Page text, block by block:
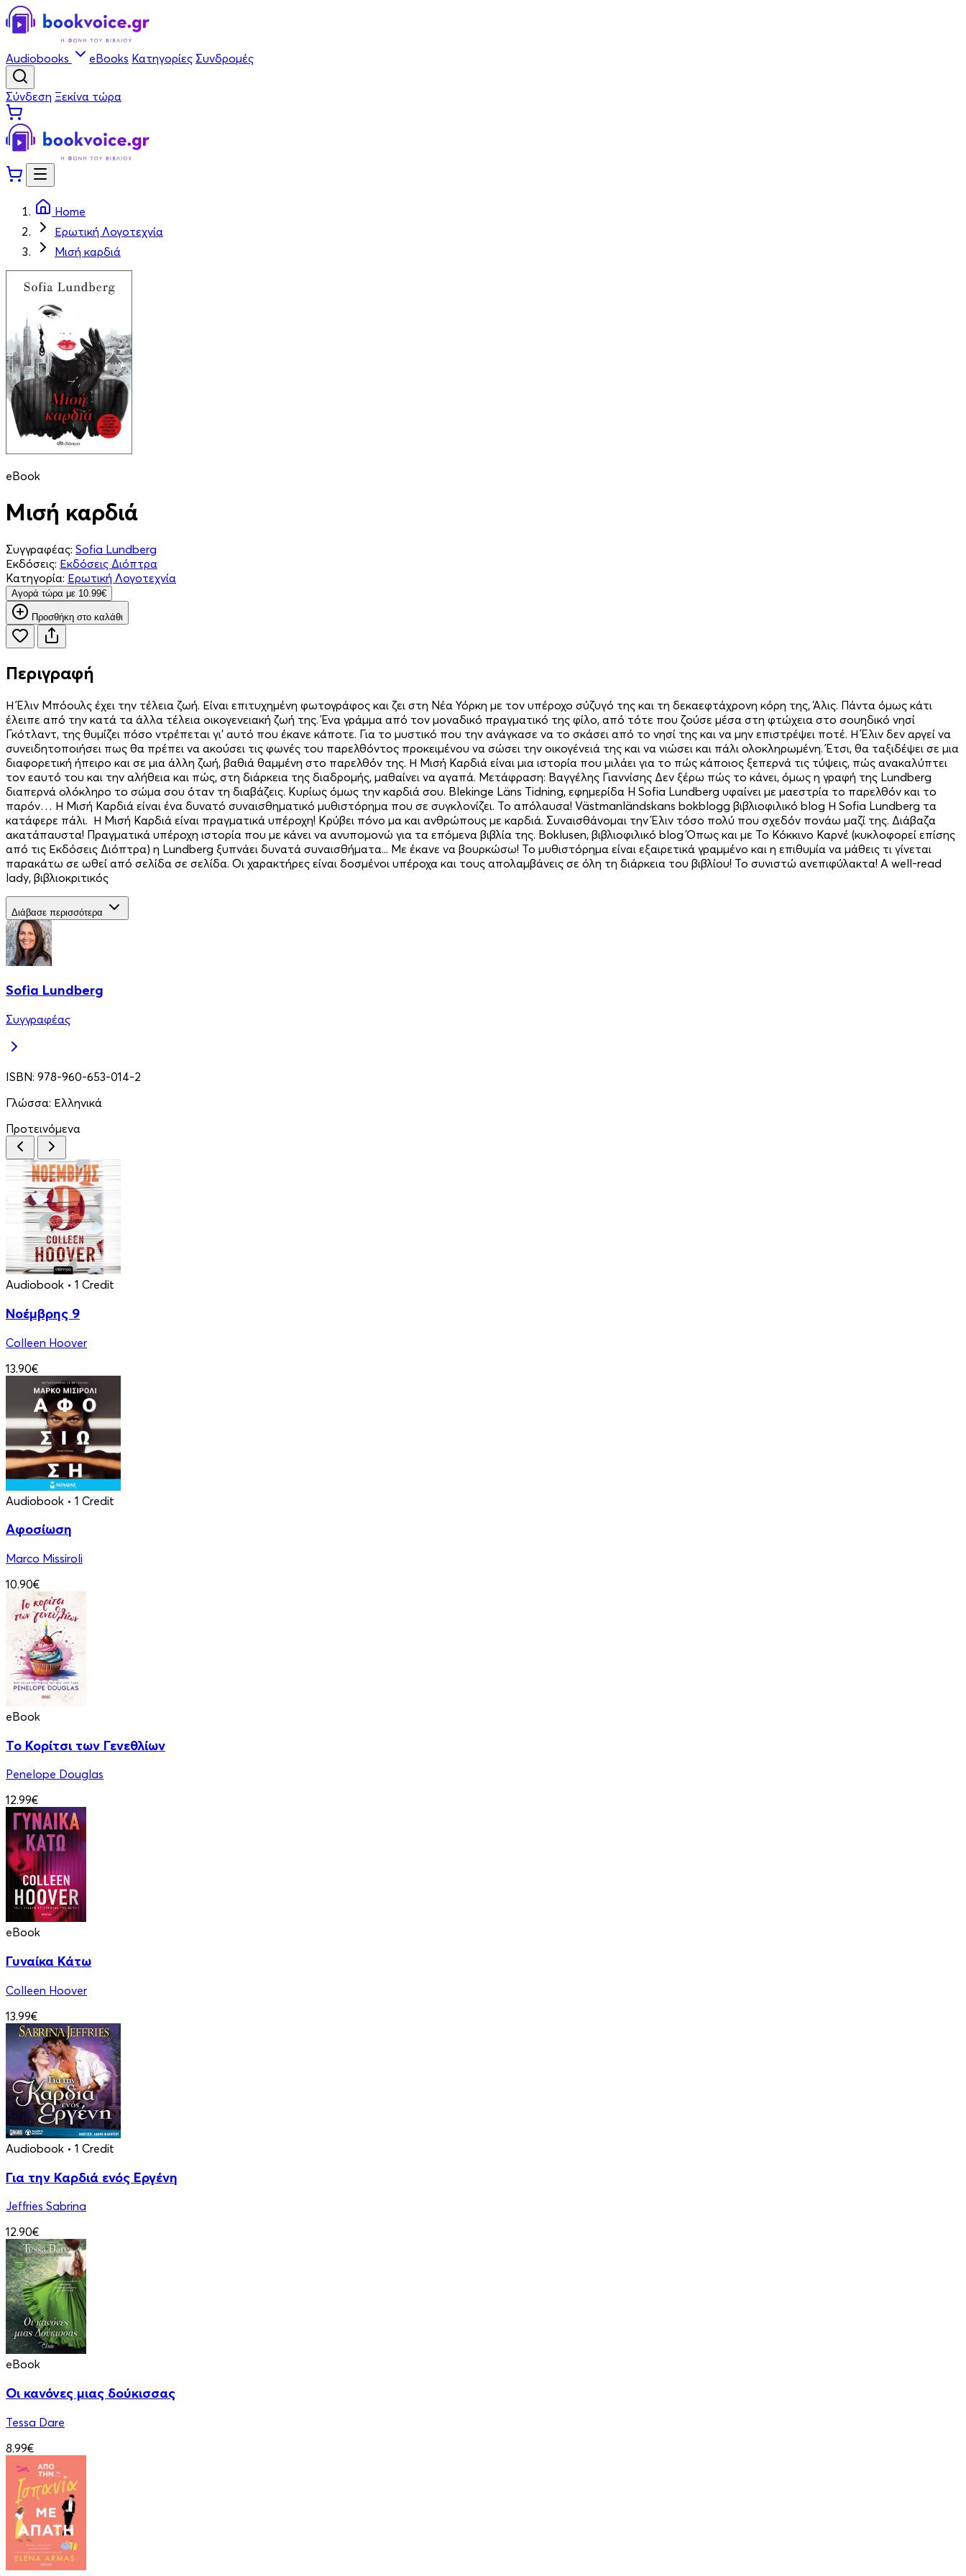
Audiobooks eBooks Κατηγορίες Συνδρομές
Σύνδεση Ξεκίνα τώρα
Home
Ερωτική Λογοτεχνία
Μισή καρδιά
eBook
Μισή καρδιά
Συγγραφέας: Sofia Lundberg
Εκδόσεις: Εκδόσεις Διόπτρα
Κατηγορία: Ερωτική Λογοτεχνία
Aγορά τώρα με 10.99€
Προσθήκη στο καλάθι
Περιγραφή
Η Έλιν Μπόουλς έχει την τέλεια ζωή. Είναι επιτυχημένη φωτογράφος και ζει στη Νέα Υόρκη με τον υπέροχο σύζυγό της και τη δεκαεφτάχρονη κόρη της, Άλις. Πάντα όμως κάτι
έλειπε από την κατά τα άλλα τέλεια οικογενειακή ζωή της. Ένα γράμμα από τον μοναδικό πραγματικό της φίλο, από τότε που ζούσε μέσα στη φτώχεια στο σουηδικό νησί
Γκότλαντ, της θυμίζει πόσο ντρέπεται γι’ αυτό που έκανε κάποτε. Για το μυστικό που την ανάγκασε να το σκάσει από το νησί της και να μην επιστρέψει ποτέ. Η Έλιν δεν αργεί να
συνειδητοποιήσει πως θα πρέπει να ακούσει τις φωνές του παρελθόντος προκειμένου να σώσει την οικογένειά της και να νιώσει και πάλι ολοκληρωμένη. Έτσι, θα ταξιδέψει σε μια
διαφορετική ήπειρο και σε μια άλλη ζωή, βαθιά θαμμένη στο παρελθόν της. Η Μισή Καρδιά είναι μια ιστορία που μιλάει για το πώς κάποιος ξεπερνά τις τύψεις, πώς ανακαλύπτει
τον εαυτό του και την αλήθεια και πώς, στη διάρκεια της διαδρομής, μαθαίνει να αγαπά. Μετάφραση: Βαγγέλης Γιαννίσης Δεν ξέρω πώς το κάνει, όμως η γραφή της Lundberg
διαπερνά ολόκληρο το σώμα σου όταν τη διαβάζεις. Κυρίως όμως την καρδιά σου. Blekinge Läns Tidning, εφημερίδα H Sofia Lundberg υφαίνει με μαεστρία το παρελθόν και το
παρόν… Η Μισή Καρδιά είναι ένα δυνατό συναισθηματικό μυθιστόρημα που σε συγκλονίζει. Το απόλαυσα! Västmanländskans bokblogg βιβλιοφιλικό blog Η Sofia Lundberg τα
κατάφερε πάλι. Η Μισή Καρδιά είναι πραγματικά υπέροχη! Κρύβει πόνο μα και ανθρώπους με καρδιά. Συναισθάνομαι την Έλιν τόσο πολύ που σχεδόν πονάω μαζί της. Διάβαζα
ακατάπαυστα! Πραγματικά υπέροχη ιστορία που με κάνει να ανυπομονώ για τα επόμενα βιβλία της. Boklusen, βιβλιοφιλικό blog Όπως και με Το Κόκκινο Καρνέ (κυκλο­­φορεί επίσης
από τις Εκδόσεις Διόπτρα) η Lundberg ξυπνάει δυνατά συναισθήματα... Με έκανε να βουρκώσω! Το μυθιστόρημα είναι εξαιρετικά γραμμένο και η επιθυμία να μάθεις τι γίνεται
παρακάτω σε ωθεί από σελίδα σε σελίδα. Οι χαρακτήρες είναι δοσμένοι υπέροχα και τους απολαμβάνεις σε όλη τη διάρκεια του βιβλίου! Το συνιστώ ανεπιφύλακτα! A well-read
lady, βιβλιοκριτικός
Διάβασε περισσότερα
Sofia Lundberg
Συγγραφέας
ISBN: 978-960-653-014-2
Γλώσσα: Ελληνικά
Προτεινόμενα
Audiobook • 1 Credit
Νοέμβρης 9
Colleen Hoover
13.90€
Audiobook • 1 Credit
Αφοσίωση
Marco Missiroli
10.90€
eBook
Το Κορίτσι των Γενεθλίων
Penelope Douglas
12.99€
eBook
Γυναίκα Κάτω
Colleen Hoover
13.99€
Audiobook • 1 Credit
Για την Καρδιά ενός Εργένη
Jeffries Sabrina
12.90€
eBook
Οι κανόνες μιας δούκισσας
Tessa Dare
8.99€